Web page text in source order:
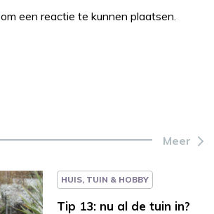
om een reactie te kunnen plaatsen.
Meer
HUIS, TUIN & HOBBY
Tip 13: nu al de tuin in?